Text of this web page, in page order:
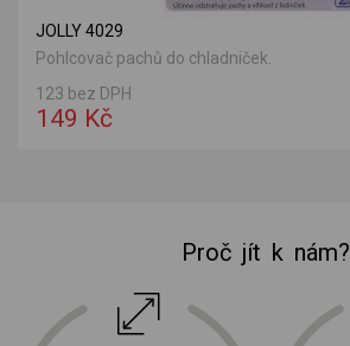
JOLLY 4029
Pohlcovač pachů do chladniček.
123 bez DPH
149 Kč
Proč jít k nám?